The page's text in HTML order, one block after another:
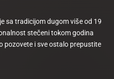
sa tradicijom dugom više od 19
stečeni tokom godina
pozovete i sve ostalo prepustite